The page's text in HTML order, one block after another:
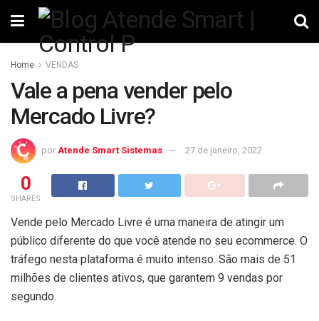
Home VENDAS
Vale a pena vender pelo
Mercado Livre?
por Atende Smart Sistemas 27 de janeiro, 2022
0
SHARES
Vende pelo Mercado Livre é uma maneira de atingir um
público diferente do que você atende no seu ecommerce. O
tráfego nesta plataforma é muito intenso. São mais de 51
milhões de clientes ativos, que garantem 9 vendas por
segundo.